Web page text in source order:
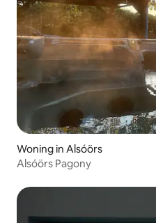
Woning in Alsóörs
Alsóörs Pagony